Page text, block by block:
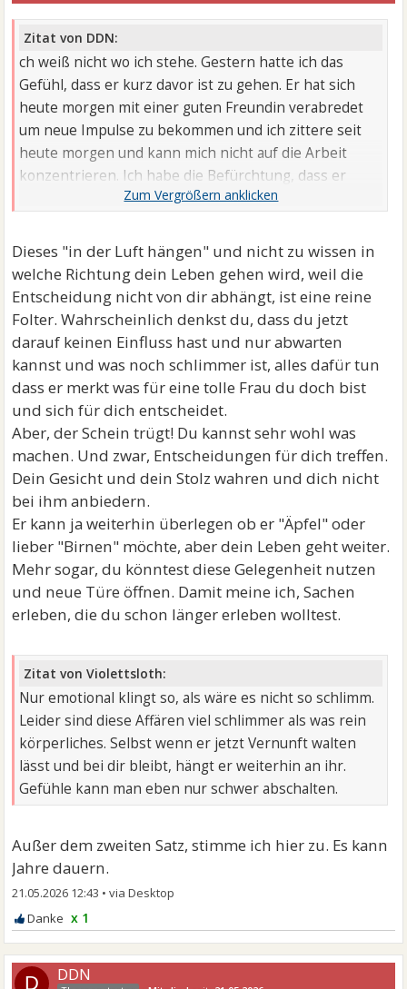
Zitat von DDN:
ch weiß nicht wo ich stehe. Gestern hatte ich das
Gefühl, dass er kurz davor ist zu gehen. Er hat sich
heute morgen mit einer guten Freundin verabredet
um neue Impulse zu bekommen und ich zittere seit
heute morgen und kann mich nicht auf die Arbeit
konzentrieren. Ich habe die Befürchtung, dass er
heute die Tasche packt, solange ich nicht da bin.
Soll ich ihn anrufen und fragen wie das Gespräch
gelaufen ist?
Dieses "in der Luft hängen" und nicht zu wissen in
welche Richtung dein Leben gehen wird, weil die
Entscheidung nicht von dir abhängt, ist eine reine
Folter. Wahrscheinlich denkst du, dass du jetzt
darauf keinen Einfluss hast und nur abwarten
kannst und was noch schlimmer ist, alles dafür tun
dass er merkt was für eine tolle Frau du doch bist
und sich für dich entscheidet.
Aber, der Schein trügt! Du kannst sehr wohl was
machen. Und zwar, Entscheidungen für dich treffen.
Dein Gesicht und dein Stolz wahren und dich nicht
bei ihm anbiedern.
Er kann ja weiterhin überlegen ob er "Äpfel" oder
lieber "Birnen" möchte, aber dein Leben geht weiter.
Mehr sogar, du könntest diese Gelegenheit nutzen
und neue Türe öffnen. Damit meine ich, Sachen
erleben, die du schon länger erleben wolltest.
Zitat von Violettsloth:
Nur emotional klingt so, als wäre es nicht so schlimm.
Leider sind diese Affären viel schlimmer als was rein
körperliches. Selbst wenn er jetzt Vernunft walten
lässt und bei dir bleibt, hängt er weiterhin an ihr.
Gefühle kann man eben nur schwer abschalten.
Außer dem zweiten Satz, stimme ich hier zu. Es kann
Jahre dauern.
21.05.2026 12:43 •
x 1
D DDN